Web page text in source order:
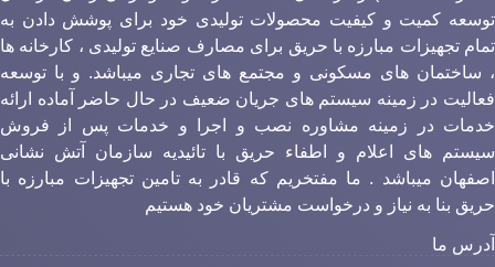
کمیت و کیفیت محصولات تولیدی خود برای پوشش دادن به
تجهیزات مبارزه با حریق برای مصارف صنایع تولیدی ، کارخانه ها
ساختمان های مسکونی و مجتمع های تجاری میباشد. و با توسعه
در زمینه سیستم های جریان ضعیف در حال حاضر آماده ارائه
در زمینه مشاوره نصب و اجرا و خدمات پس از فروش
های اعلام و اطفاء حریق با تائیدیه سازمان آتش نشانی
میباشد . ما مفتخریم که قادر به تامین تجهیزات مبارزه با
بنا به نیاز و درخواست مشتریان خود هستیم
ما